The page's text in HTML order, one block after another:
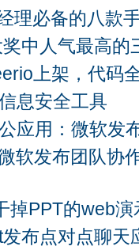
理必备的八款
中人气最高的
上架，代码
息安全工具
应用：微软发
软发布团队协
掉PPT的web演
布点对点聊天